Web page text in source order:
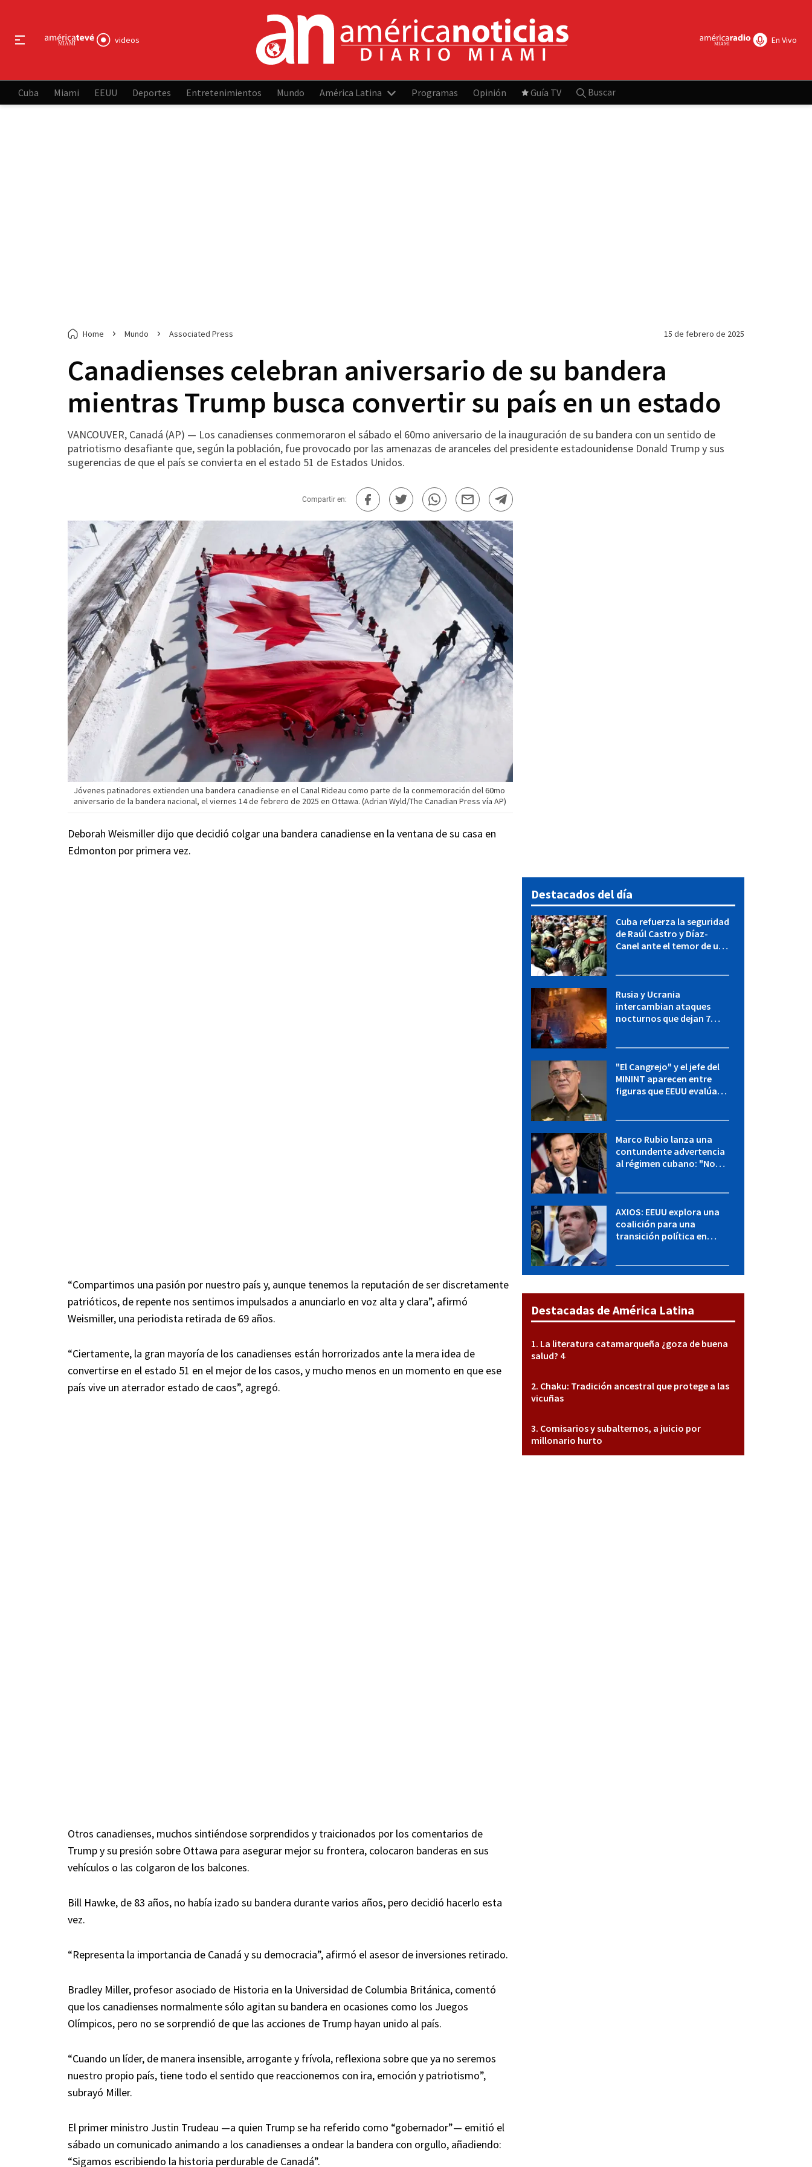
videos En Vivo
Cuba Miami EEUU Deportes Entretenimientos Mundo América Latina Programas Opinión Guía TV Buscar
Home Mundo Associated Press 15 de febrero de 2025
Canadienses celebran aniversario de su bandera
mientras Trump busca convertir su país en un estado
VANCOUVER, Canadá (AP) — Los canadienses conmemoraron el sábado el 60mo aniversario de la inauguración de su bandera con un sentido de
patriotismo desafiante que, según la población, fue provocado por las amenazas de aranceles del presidente estadounidense Donald Trump y sus
sugerencias de que el país se convierta en el estado 51 de Estados Unidos.
Compartir en:
Jóvenes patinadores extienden una bandera canadiense en el Canal Rideau como parte de la conmemoración del 60mo
aniversario de la bandera nacional, el viernes 14 de febrero de 2025 en Ottawa. (Adrian Wyld/The Canadian Press vía AP)
Deborah Weismiller dijo que decidió colgar una bandera canadiense en la ventana de su casa en
Edmonton por primera vez.
“Compartimos una pasión por nuestro país y, aunque tenemos la reputación de ser discretamente
patrióticos, de repente nos sentimos impulsados a anunciarlo en voz alta y clara”, afirmó
Weismiller, una periodista retirada de 69 años.
“Ciertamente, la gran mayoría de los canadienses están horrorizados ante la mera idea de
convertirse en el estado 51 en el mejor de los casos, y mucho menos en un momento en que ese
país vive un aterrador estado de caos”, agregó.
Otros canadienses, muchos sintiéndose sorprendidos y traicionados por los comentarios de
Trump y su presión sobre Ottawa para asegurar mejor su frontera, colocaron banderas en sus
vehículos o las colgaron de los balcones.
Bill Hawke, de 83 años, no había izado su bandera durante varios años, pero decidió hacerlo esta
vez.
“Representa la importancia de Canadá y su democracia”, afirmó el asesor de inversiones retirado.
Bradley Miller, profesor asociado de Historia en la Universidad de Columbia Británica, comentó
que los canadienses normalmente sólo agitan su bandera en ocasiones como los Juegos
Olímpicos, pero no se sorprendió de que las acciones de Trump hayan unido al país.
“Cuando un líder, de manera insensible, arrogante y frívola, reflexiona sobre que ya no seremos
nuestro propio país, tiene todo el sentido que reaccionemos con ira, emoción y patriotismo”,
subrayó Miller.
El primer ministro Justin Trudeau —a quien Trump se ha referido como “gobernador”— emitió el
sábado un comunicado animando a los canadienses a ondear la bandera con orgullo, añadiendo:
“Sigamos escribiendo la historia perdurable de Canadá”.
Destacados del día
Cuba refuerza la seguridad
de Raúl Castro y Díaz-
Canel ante el temor de una
Rusia y Ucrania
intercambian ataques
nocturnos que dejan 7
"El Cangrejo" y el jefe del
MININT aparecen entre
figuras que EEUU evalúa
Marco Rubio lanza una
contundente advertencia
al régimen cubano: "No
AXIOS: EEUU explora una
coalición para una
transición política en
Destacadas de América Latina
La literatura catamarqueña ¿goza de buena
salud? 4
Chaku: Tradición ancestral que protege a las
vicuñas
Comisarios y subalternos, a juicio por
millonario hurto